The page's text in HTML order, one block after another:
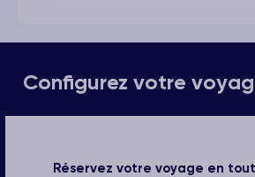
Configurez votre
Réservez votre voyage en